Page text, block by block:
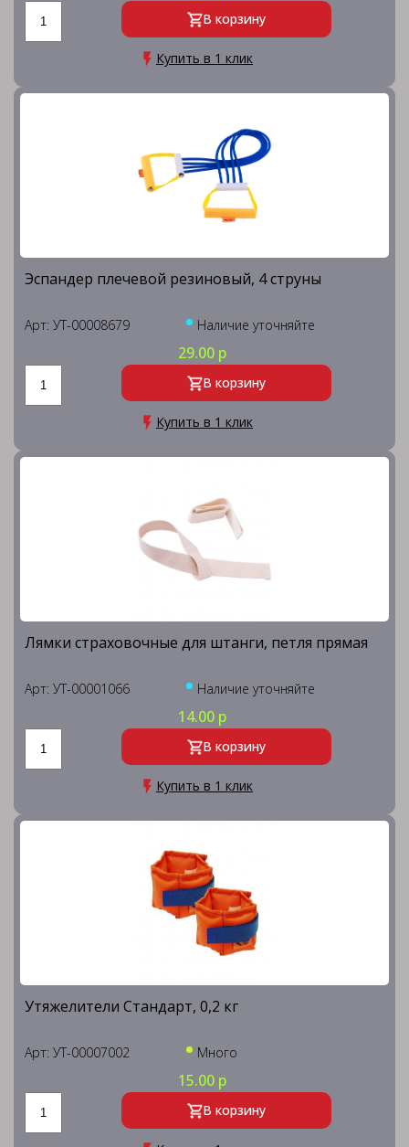
В корзину
Купить в 1 клик
Эспандер плечевой резиновый, 4 струны
Арт: УТ-00008679 Наличие уточняйте
29.00 р
В корзину
Купить в 1 клик
Лямки страховочные для штанги, петля прямая
Арт: УТ-00001066 Наличие уточняйте
14.00 р
В корзину
Купить в 1 клик
Утяжелители Стандарт, 0,2 кг
Арт: УТ-00007002 Много
15.00 р
В корзину